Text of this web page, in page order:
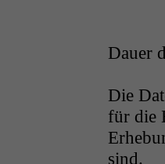
Dauer
Die
für die
sind.